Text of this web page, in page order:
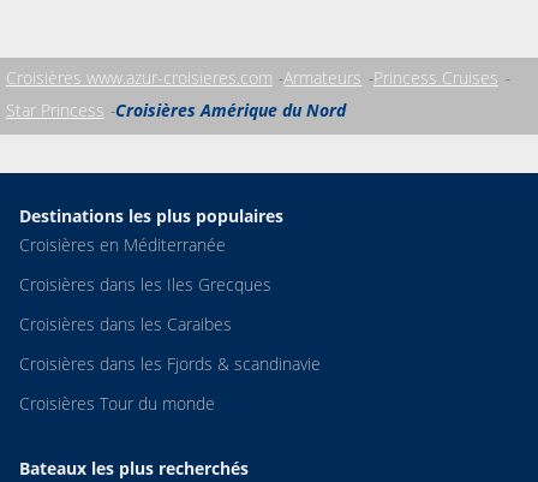
Croisières www.azur-croisieres.com Armateurs Princess Cruises
Star Princess Croisières Amérique du Nord
Destinations les plus populaires
Croisières en Méditerranée
Croisières dans les Iles Grecques
Croisières dans les Caraibes
Croisières dans les Fjords & scandinavie
Croisières Tour du monde
Bateaux les plus recherchés